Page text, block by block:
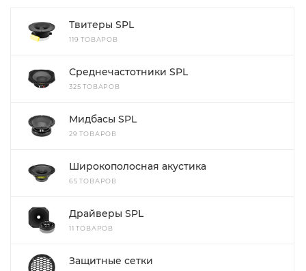
Твитеры SPL
119 ТОВАРОВ
Среднечастотники SPL
325 ТОВАРОВ
Мидбасы SPL
29 ТОВАРОВ
Широкополосная акустика
65 ТОВАРОВ
Драйверы SPL
11 ТОВАРОВ
Защитные сетки